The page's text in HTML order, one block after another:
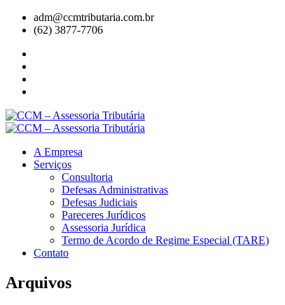
adm@ccmtributaria.com.br
(62) 3877-7706
A Empresa
Serviços
Consultoria
Defesas Administrativas
Defesas Judiciais
Pareceres Jurídicos
Assessoria Jurídica
Termo de Acordo de Regime Especial (TARE)
Contato
Arquivos